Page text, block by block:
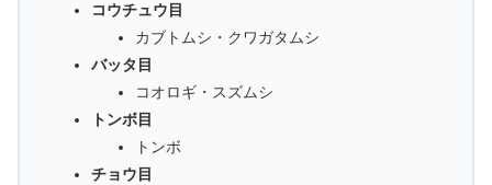
コウチュウ目
カブトムシ・クワガタムシ
バッタ目
コオロギ・スズムシ
トンボ目
トンボ
チョウ目